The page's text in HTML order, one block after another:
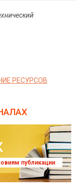
РЕСУРСОВ
публикации